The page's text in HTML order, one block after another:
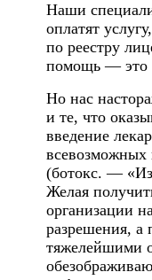
Наши
оплатят
по реестру
помощь — это
Но нас
и те, что
введение
всевозможных
(ботокс. —
Желая
организации
разрешения, а
тяжелейшими